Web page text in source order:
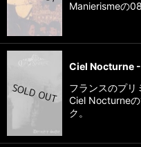
Manierismeの08
Ciel Nocturne
フランスのプリ
Ciel Nocturne
ク。